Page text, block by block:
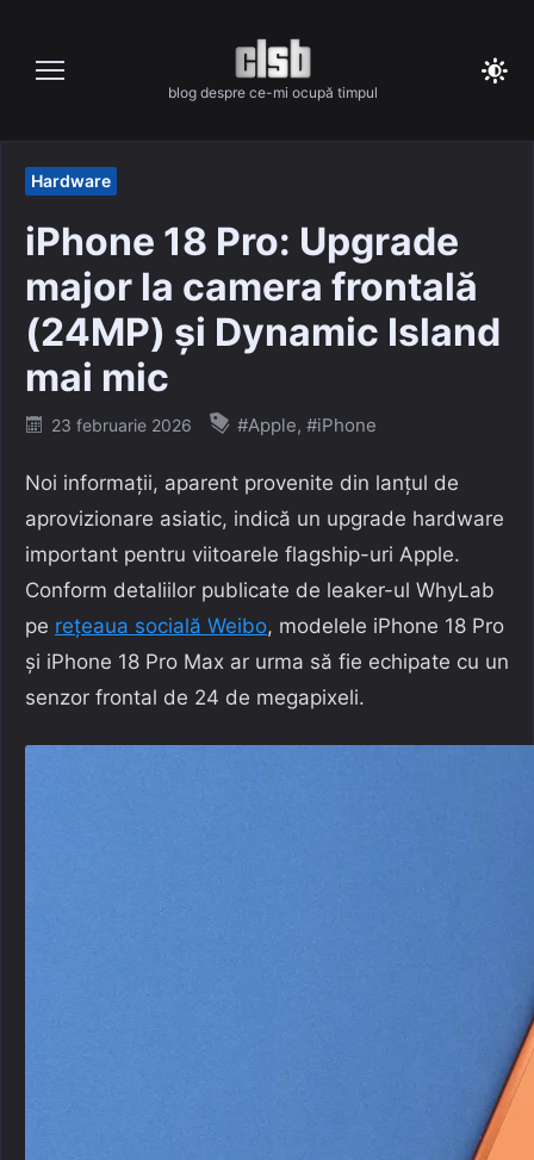
content
blog despre ce-mi ocupă timpul
Hardware
iPhone 18 Pro: Upgrade
major la camera frontală
(24MP) și Dynamic Island
mai mic
Posted
23 februarie 2026 #Apple, #iPhone
Noi informații, aparent provenite din lanțul de
aprovizionare asiatic, indică un upgrade hardware
important pentru viitoarele flagship-uri Apple.
Conform detaliilor publicate de leaker-ul WhyLab
pe rețeaua socială Weibo, modelele iPhone 18 Pro
și iPhone 18 Pro Max ar urma să fie echipate cu un
senzor frontal de 24 de megapixeli.